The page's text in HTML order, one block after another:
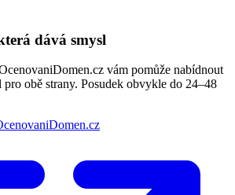
dává smysl
vám pomůže nabídnout
pro obě strany. Posudek obvykle do 24–48